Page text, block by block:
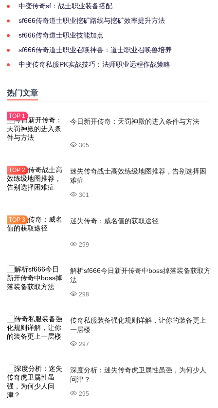
中变传奇sf：战士职业装备搭配
sf666传奇道士职业挖矿路线与挖矿效率提升方法
sf666传奇道士职业技能加点
sf666传奇道士职业召唤神兽：道士职业召唤兽培养
中变传奇私服PK实战技巧：法师职业远程作战策略
热门文章
今日新开传奇：天罚神殿的进入条件与方法
305
迷失传奇战士高效练级地图推荐，告别选择困
难症
301
迷失传奇：威名值的获取途径
299
解析sf666今日新开传奇中boss掉落装备获取方
法
298
传奇私服装备强化规则详解，让你的装备更上
一层楼
297
深度分析：迷失传奇虎卫属性虽强，为何少人
问津？
295